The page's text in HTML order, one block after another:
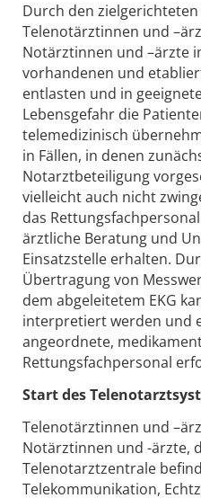
Durch den
Telenotärztinnen und
Notärztinnen und –ärzte
vorhandenen und
entlasten und in
Lebensgefahr die
telemedizinisch
in Fällen, in denen
Notarztbeteiligung
vielleicht auch nicht
das
ärztliche Beratung und
Einsatzstelle erhalten.
Übertragung von
dem abgeleitetem EKG
interpretiert werden und
angeordnete,
Rettungsfachpersonal
Start des
Telenotärztinnen und
Notärztinnen und -ärzte,
Telenotarztzentrale
Telekommunikation,